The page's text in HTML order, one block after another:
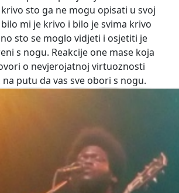
sto ga ne mogu opisati u svoj
mi je krivo i bilo je svima krivo
sto se moglo vidjeti i osjetiti je
s nogu. Reakcije one mase koja
o nevjerojatnoj virtuoznosti
putu da vas sve obori s nogu.